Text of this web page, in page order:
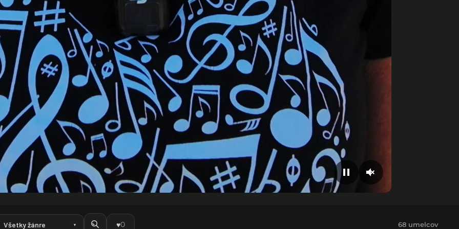
▼ ♥0 68 umelcov